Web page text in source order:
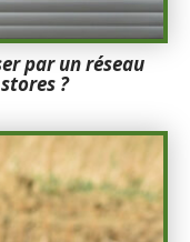
par un réseau
?